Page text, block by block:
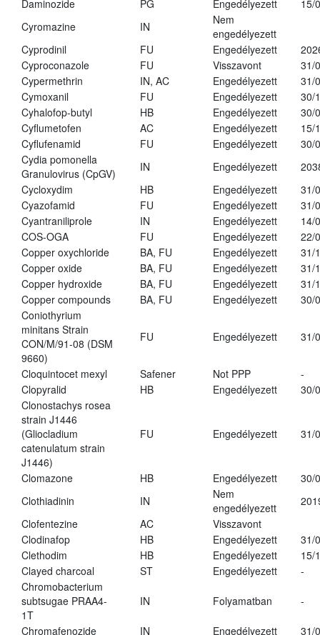
Daminozide
PG Engedélyezett
15/
Cyromazine
IN
Nem
engedélyezett
Cyprodinil
FU Engedélyezett
Cyproconazole
FU Visszavont
31/
Cypermethrin
IN, AC Engedélyezett
31/
Cymoxanil
FU Engedélyezett
30/
Cyhalofop-butyl
HB Engedélyezett
30/
Cyflumetofen
AC Engedélyezett
15/
Cyflufenamid
FU Engedélyezett
30/
Cydia pomonella
Granulovirus (CpGV)
IN Engedélyezett
Cycloxydim
HB Engedélyezett
31/
Cyazofamid
FU Engedélyezett
31/
Cyantraniliprole
IN Engedélyezett
14/
COS-OGA
FU Engedélyezett
22/
Copper oxychloride
BA, FU Engedélyezett
31/
Copper oxide
BA, FU Engedélyezett
31/
Copper hydroxide
BA, FU Engedélyezett
31/
Copper compounds
BA, FU Engedélyezett
30/
Coniothyrium
minitans Strain
CON/M/91-08 (DSM
9660)
FU Engedélyezett 31/
Cloquintocet mexyl Safener Not PPP
-
Clopyralid
HB Engedélyezett
30/
Clonostachys rosea
strain J1446
(Gliocladium
catenulatum strain
J1446)
FU Engedélyezett 31/
Clomazone HB Engedélyezett
30/
Clothiadinin
IN
Nem
engedélyezett
Clofentezine
AC
Visszavont
Clodinafop
HB Engedélyezett
31/
Clethodim
HB Engedélyezett
15/
Clayed charcoal
ST Engedélyezett
-
Chromobacterium
subtsugae PRAA4-
1T
IN Folyamatban -
Chromafenozide IN Engedélyezett 31/